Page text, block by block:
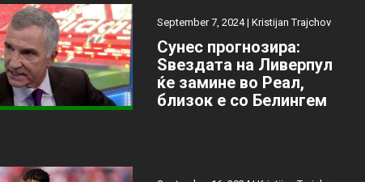
September 7, 2024 | Kristijan Trajchov
Сунес прогнозира:
Ѕвездата на Ливерпул
ќе замине во Реал,
близок е со Белингем